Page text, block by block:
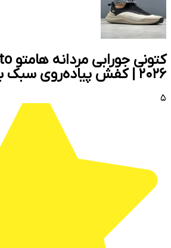
۲۰۲۶ | کفش پیاده‌روی سبک بدون بند
۵